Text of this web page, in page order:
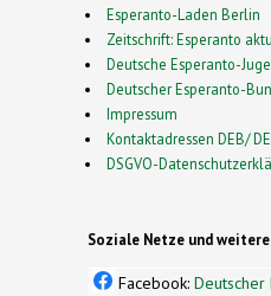
Esperanto-Laden Berlin
Zeitschrift: Esperanto
Deutsche Esperanto-
Deutscher Esperanto-
Impressum
Kontaktadressen DEB/
DSGVO-
Soziale Netze und
Facebook: Deutscher